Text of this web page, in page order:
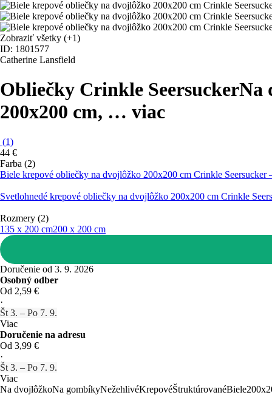
Zobraziť všetky (+1)
ID: 1801577
Catherine Lansfield
Obliečky Crinkle SeersuckerNa
200x200 cm, … viac
(1)
44 €
Farba (2)
Biele krepové obliečky na dvojlôžko 200x200 cm Crinkle Seersucker
Svetlohnedé krepové obliečky na dvojlôžko 200x200 cm Crinkle
Rozmery (2)
135 x 200 cm200 x 200 cm
Doručenie od 3. 9. 2026
Osobný odber
Od 2,59 €
·
Št 3. – Po 7. 9.
Viac
Doručenie na adresu
Od 3,99 €
·
Št 3. – Po 7. 9.
Viac
Na dvojlôžkoNa gombíkyNežehlivéKrepovéŠtruktúrovanéBiele